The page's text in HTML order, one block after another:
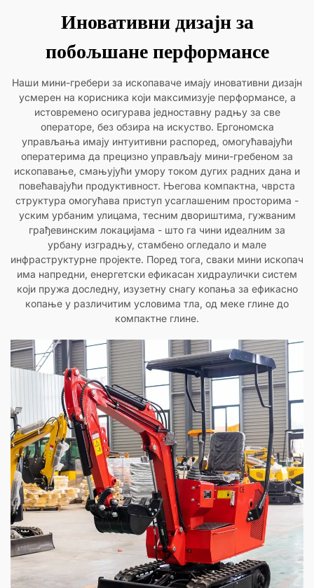
Иновативни дизајн за
побољшане перформансе
Наши мини-гребери за ископаваче имају иновативни дизајн
усмерен на корисника који максимизује перформансе, а
истовремено осигурава једноставну радњу за све
операторе, без обзира на искуство. Ергономска
управљања имају интуитивни распоред, омогућавајући
оператерима да прецизно управљају мини-гребеном за
ископавање, смањујући умору током дугих радних дана и
повећавајући продуктивност. Његова компактна, чврста
структура омогућава приступ усаглашеним просторима -
уским урбаним улицама, тесним двориштима, гужваним
грађевинским локацијама - што га чини идеалним за
урбану изградњу, стамбено огледало и мале
инфраструктурне пројекте. Поред тога, сваки мини ископач
има напредни, енергетски ефикасан хидраулички систем
који пружа доследну, изузетну снагу копања за ефикасно
копање у различитим условима тла, од меке глине до
компактне глине.